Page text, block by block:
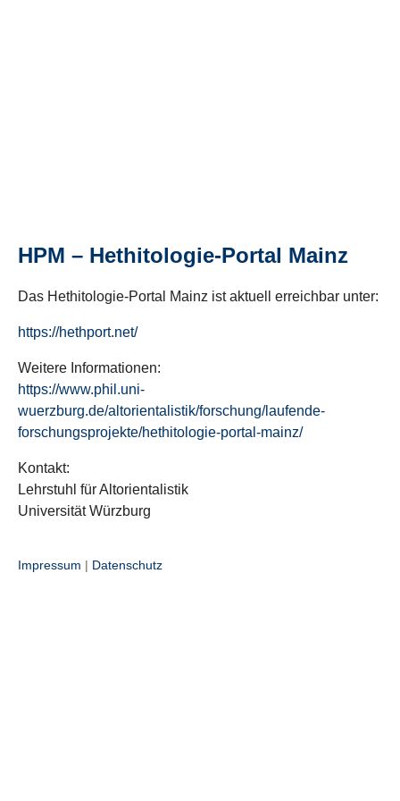
HPM – Hethitologie-Portal Mainz
Das Hethitologie-Portal Mainz ist aktuell erreichbar unter:
https://hethport.net/
Weitere Informationen:
https://www.phil.uni-
wuerzburg.de/altorientalistik/forschung/laufende-
forschungsprojekte/hethitologie-portal-mainz/
Kontakt:
Lehrstuhl für Altorientalistik
Universität Würzburg
Impressum | Datenschutz